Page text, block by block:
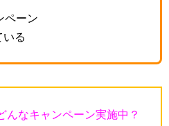
ペーン
る
なキャンペーン実施中？